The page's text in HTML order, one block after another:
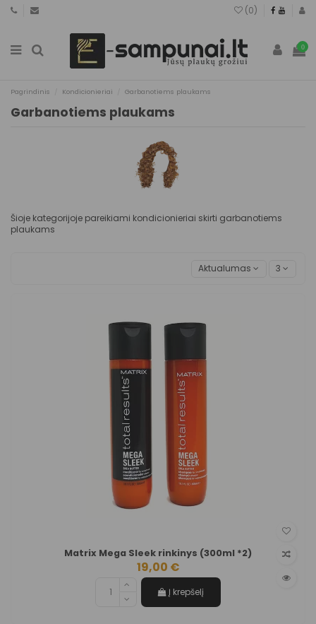
(0)
0
Pagrindinis Kondicionieriai Garbanotiems plaukams
Garbanotiems plaukams
Šioje kategorijoje pareikiami kondicionieriai skirti garbanotiems
plaukams
Aktualumas 3
Matrix Mega Sleek rinkinys (300ml *2)
19,00 €
Į krepšelį